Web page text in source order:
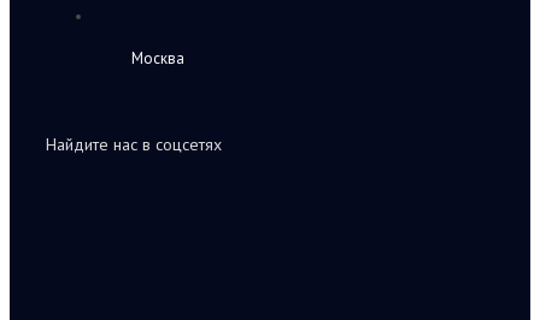
Москва
Найдите нас в соцсетях